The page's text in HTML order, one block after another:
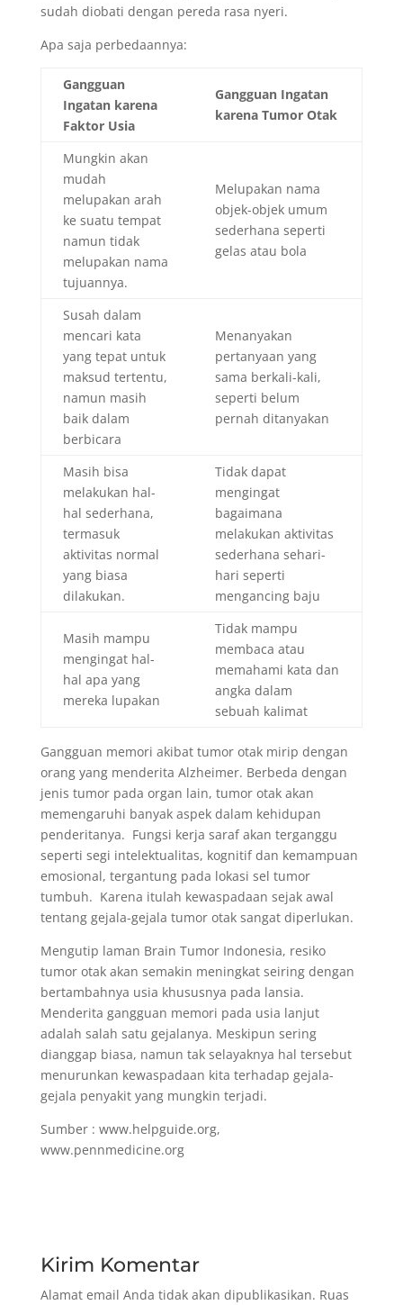
sudah diobati dengan pereda rasa nyeri.
Apa saja perbedaannya:
Gangguan
Ingatan karena
Faktor Usia
Gangguan Ingatan
karena Tumor Otak
Mungkin akan
mudah
melupakan arah
ke suatu tempat
namun tidak
melupakan nama
tujuannya.
Melupakan nama
objek-objek umum
sederhana seperti
gelas atau bola
Susah dalam
mencari kata
yang tepat untuk
maksud tertentu,
namun masih
baik dalam
berbicara
Menanyakan
pertanyaan yang
sama berkali-kali,
seperti belum
pernah ditanyakan
Masih bisa
melakukan hal-
hal sederhana,
termasuk
aktivitas normal
yang biasa
dilakukan.
Tidak dapat
mengingat
bagaimana
melakukan aktivitas
sederhana sehari-
hari seperti
mengancing baju
Masih mampu
mengingat hal-
hal apa yang
mereka lupakan
Tidak mampu
membaca atau
memahami kata dan
angka dalam
sebuah kalimat
Gangguan memori akibat tumor otak mirip dengan
orang yang menderita Alzheimer. Berbeda dengan
jenis tumor pada organ lain, tumor otak akan
memengaruhi banyak aspek dalam kehidupan
penderitanya. Fungsi kerja saraf akan terganggu
seperti segi intelektualitas, kognitif dan kemampuan
emosional, tergantung pada lokasi sel tumor
tumbuh. Karena itulah kewaspadaan sejak awal
tentang gejala-gejala tumor otak sangat diperlukan.
Mengutip laman Brain Tumor Indonesia, resiko
tumor otak akan semakin meningkat seiring dengan
bertambahnya usia khususnya pada lansia.
Menderita gangguan memori pada usia lanjut
adalah salah satu gejalanya. Meskipun sering
dianggap biasa, namun tak selayaknya hal tersebut
menurunkan kewaspadaan kita terhadap gejala-
gejala penyakit yang mungkin terjadi.
Sumber : www.helpguide.org,
www.pennmedicine.org
Kirim Komentar
Alamat email Anda tidak akan dipublikasikan. Ruas